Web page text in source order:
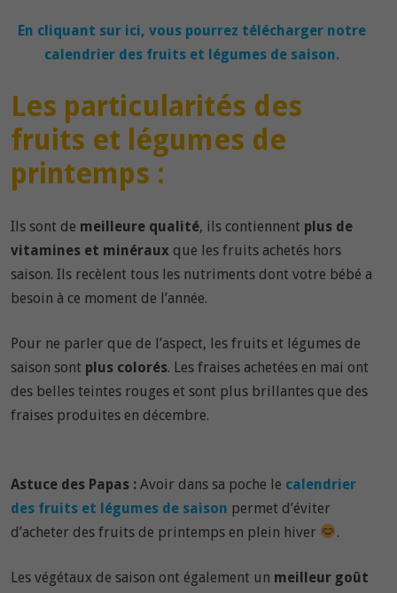
En cliquant sur ici, vous pourrez télécharger notre
calendrier des fruits et légumes de saison.
Les particularités des
fruits et légumes de
printemps :
Ils sont de meilleure qualité, ils contiennent plus de
vitamines et minéraux que les fruits achetés hors
saison. Ils recèlent tous les nutriments dont votre bébé a
besoin à ce moment de l’année.
Pour ne parler que de l’aspect, les fruits et légumes de
saison sont plus colorés. Les fraises achetées en mai ont
des belles teintes rouges et sont plus brillantes que des
fraises produites en décembre.
Astuce des Papas : Avoir dans sa poche le calendrier
des fruits et légumes de saison permet d’éviter
d’acheter des fruits de printemps en plein hiver
.
Les végétaux de saison ont également un meilleur goût